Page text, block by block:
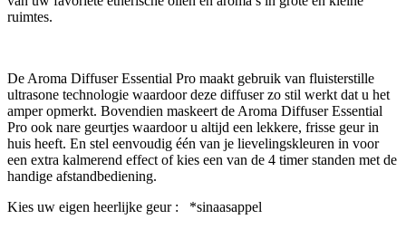
ruimtes.
De Aroma Diffuser Essential Pro maakt gebruik van fluisterstille
ultrasone technologie waardoor deze diffuser zo stil werkt dat u het
amper opmerkt. Bovendien maskeert de Aroma Diffuser Essential
Pro ook nare geurtjes waardoor u altijd een lekkere, frisse geur in
huis heeft. En stel eenvoudig één van je lievelingskleuren in voor
een extra kalmerend effect of kies een van de 4 timer standen met de
handige afstandbediening.
Kies uw eigen heerlijke geur : *sinaasappel